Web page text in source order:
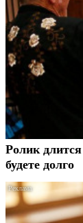
Ролик
будете долго